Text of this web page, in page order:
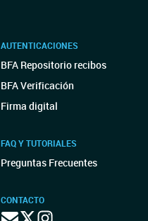
AUTENTICACIONES
BFA Repositorio recibos
BFA Verificación
Firma digital
FAQ Y TUTORIALES
Preguntas Frecuentes
CONTACTO